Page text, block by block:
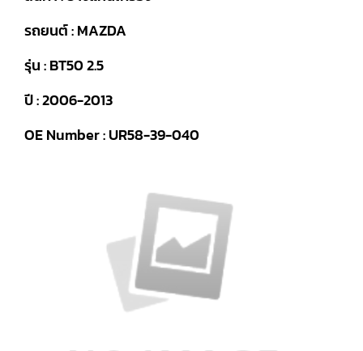
รถยนต์ : MAZDA
รุ่น : BT50 2.5
ปี : 2006-2013
OE Number : UR58-39-040